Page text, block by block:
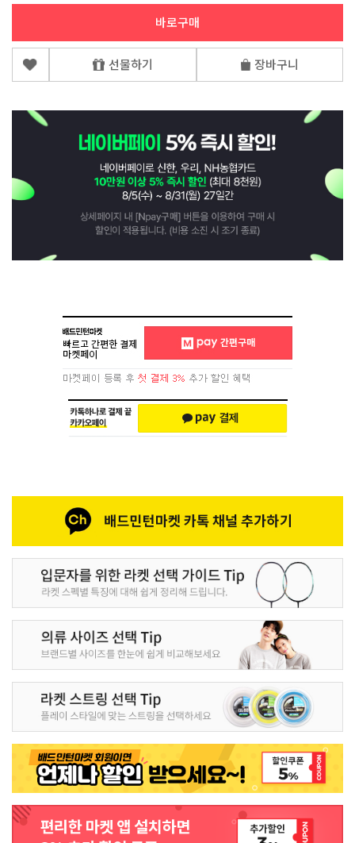
바로구매
선물하기 장바구니